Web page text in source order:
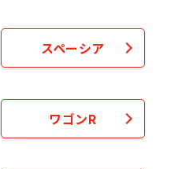
スペーシア
ワゴンR